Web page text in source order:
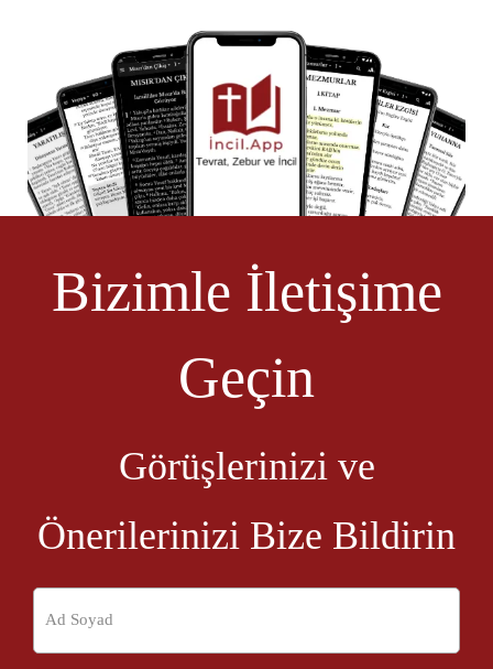
Bizimle İletişime
Geçin
Görüşlerinizi ve
Önerilerinizi Bize Bildirin